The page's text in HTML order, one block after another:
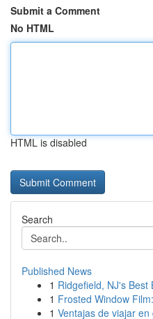
Submit a Comment
No HTML
HTML is disabled
Search
Published News
1 Ridgefield, NJ's Best
1 Frosted Window
1 Ventajas de viajar